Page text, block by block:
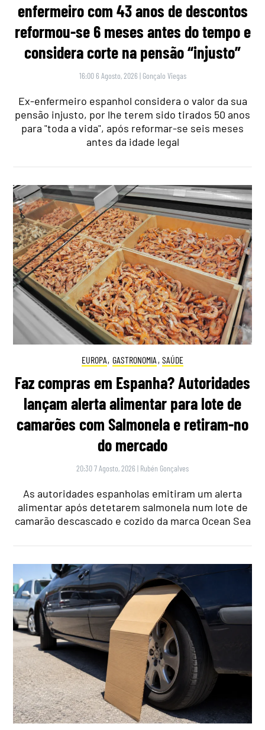
enfermeiro com 43 anos de descontos
reformou-se 6 meses antes do tempo e
considera corte na pensão “injusto”
16:00 6 Agosto, 2026 | Gonçalo Viegas
Ex-enfermeiro espanhol considera o valor da sua
pensão injusto, por lhe terem sido tirados 50 anos
para "toda a vida", após reformar-se seis meses
antes da idade legal
EUROPA, GASTRONOMIA , SAÚDE
Faz compras em Espanha? Autoridades
lançam alerta alimentar para lote de
camarões com Salmonela e retiram-no
do mercado
20:30 7 Agosto, 2026 | Rubén Gonçalves
As autoridades espanholas emitiram um alerta
alimentar após detetarem salmonela num lote de
camarão descascado e cozido da marca Ocean Sea